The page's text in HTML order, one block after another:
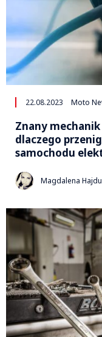
22.08.2023 Moto
Znany
dlaczego
samochodu
Magdalena